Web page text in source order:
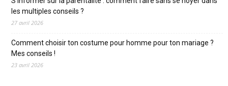
les multiples conseils ?
27 avril 2026
Comment choisir ton costume pour homme pour ton mariage ?
Mes conseils !
23 avril 2026